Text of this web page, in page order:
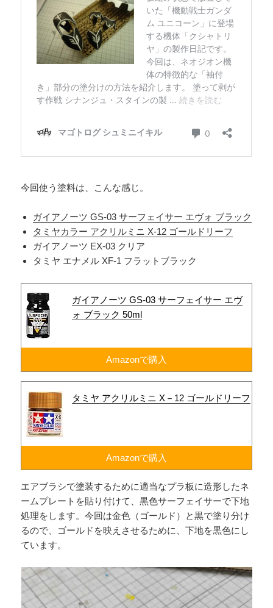
今回使う塗料は、こんな感じ。
ガイアノーツ GS-03 サーフェイサー エヴォ ブラック
タミヤカラー アクリルミニ X-12 ゴールドリーフ
ガイアノーツ EX-03 クリア
タミヤ エナメル XF-1 フラットブラック
ガイアノーツ GS-03 サーフェイサー エヴ
ォ ブラック 50ml
Amazonで購入
タミヤ アクリルミニ X－12 ゴールドリーフ
Amazonで購入
エアブラシで塗装するために適当なプラ板に造形したネ
ームプレートを貼り付けて、黒色サーフェイサーで下地
処理をします。今回は金色（ゴールド）と黒で塗り分け
るので、ゴールドを映えさせるために、下地を黒色にし
ています。